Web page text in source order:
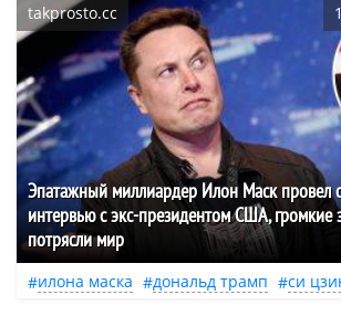
takprosto.cc
Эпатажный миллиардер Илон Маск провел
интервью с экс-президентом США, громкие
потрясли мир
илона маска дональд трамп си